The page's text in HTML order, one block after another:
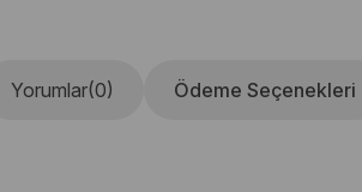
Yorumlar(0) Ödeme Seçenekleri